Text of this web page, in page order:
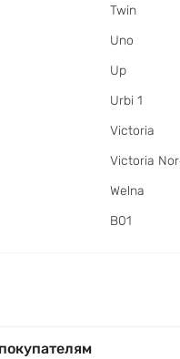
Twin
Uno
Up
Urbi 1
Victoria
Victoria
Welna
В01